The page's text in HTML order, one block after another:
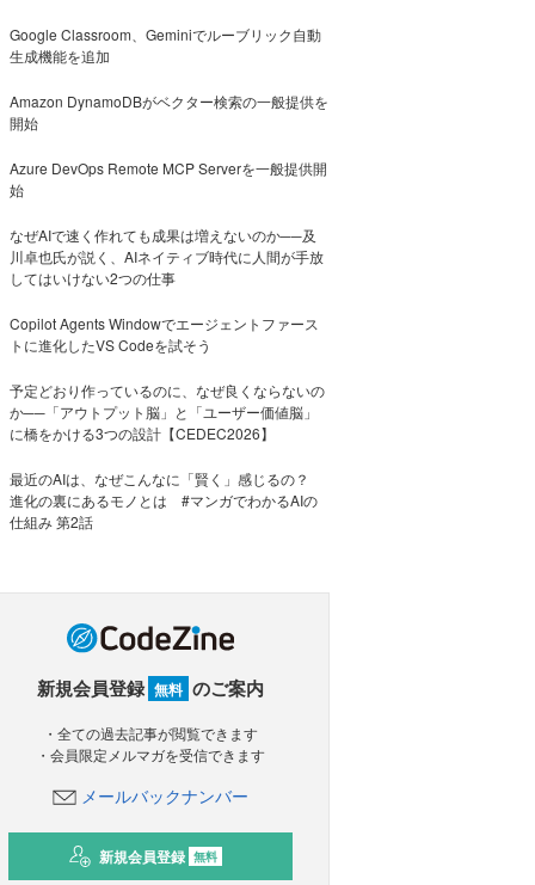
Google Classroom、Geminiでルーブリック自動
生成機能を追加
Amazon DynamoDBがベクター検索の一般提供を
開始
Azure DevOps Remote MCP Serverを一般提供開
始
なぜAIで速く作れても成果は増えないのか──及
川卓也氏が説く、AIネイティブ時代に人間が手放
してはいけない2つの仕事
Copilot Agents Windowでエージェントファース
トに進化したVS Codeを試そう
予定どおり作っているのに、なぜ良くならないの
か──「アウトプット脳」と「ユーザー価値脳」
に橋をかける3つの設計【CEDEC2026】
最近のAIは、なぜこんなに「賢く」感じるの？
進化の裏にあるモノとは #マンガでわかるAIの
仕組み 第2話
新規会員登録 無料 のご案内
・全ての過去記事が閲覧できます
・会員限定メルマガを受信できます
メールバックナンバー
新規会員登録 無料